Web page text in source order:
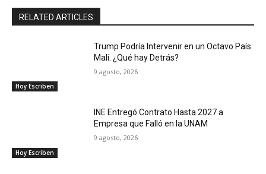
RELATED ARTICLES
Hoy Escriben
Trump Podría Intervenir en un Octavo País:
Malí. ¿Qué hay Detrás?
9 agosto, 2026
Hoy Escriben
INE Entregó Contrato Hasta 2027 a
Empresa que Falló en la UNAM
9 agosto, 2026